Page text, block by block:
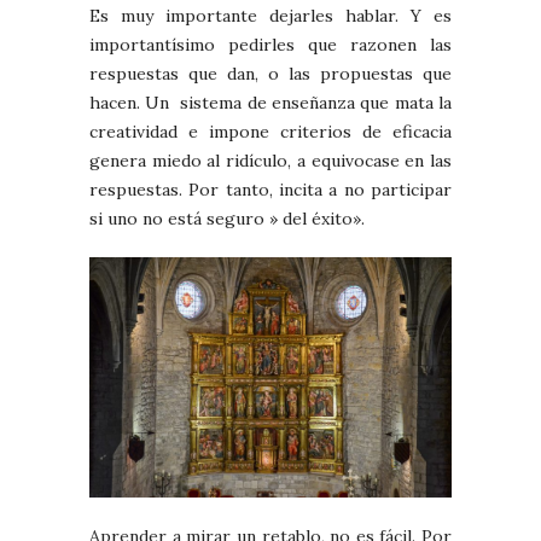
Es muy importante dejarles hablar. Y es
importantísimo pedirles que razonen las
respuestas que dan, o las propuestas que
hacen. Un sistema de enseñanza que mata la
creatividad e impone criterios de eficacia
genera miedo al ridículo, a equivocase en las
respuestas. Por tanto, incita a no participar
si uno no está seguro » del éxito».
Aprender a mirar un retablo, no es fácil. Por